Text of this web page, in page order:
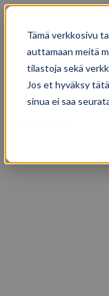
Tämä verkkosivu
auttamaan meitä
tilastoja sekä
Jos et hyväksy
sinua ei saa